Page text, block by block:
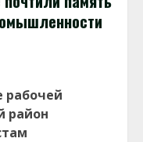
рабочей
район